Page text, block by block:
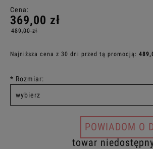
Cena:
369,00 zł
489,00 zł
Najniższa cena z 30 dni przed tą promocją:
* Rozmiar:
POWIADOM O
towar